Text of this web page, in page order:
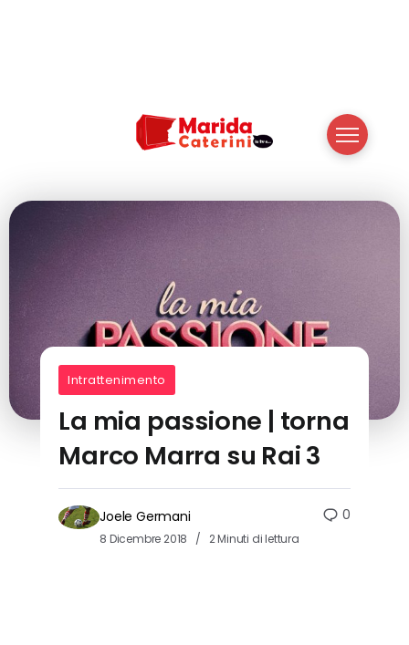
Intrattenimento
La mia passione | torna
Marco Marra su Rai 3
Joele Germani
8 Dicembre 2018 2 Minuti di lettura
0